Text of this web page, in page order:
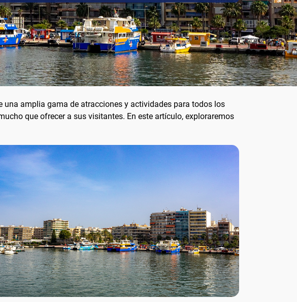
una amplia gama de atracciones y actividades para todos los
que ofrecer a sus visitantes. En este artículo, exploraremos